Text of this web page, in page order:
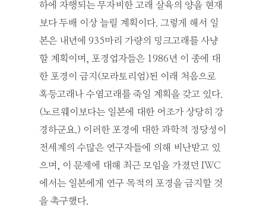
하에 자행되는 무자비한 고래 살육의 양을 현재
보다 두배 이상 늘릴 계획이다. 그렇게 해서 일
본은 내년에 935마리 가량의 밍크고래를 사냥
할 계획이며, 포경업자들은 1986년 이 종에 대
한 포경이 금지(모라토리엄)된 이래 처음으로
혹등고래나 수염고래를 죽일 계획을 갖고 있다.
(노르웨이보다는 일본에 대한 어조가 상당히 강
경하군요.) 이러한 포경에 대한 과학적 정당성이
전세계의 수많은 연구자들에 의해 비난받고 있
으며, 이 문제에 대해 최근 모임을 가졌던 IWC
에서는 일본에게 연구 목적의 포경을 금지할 것
을 촉구했다.